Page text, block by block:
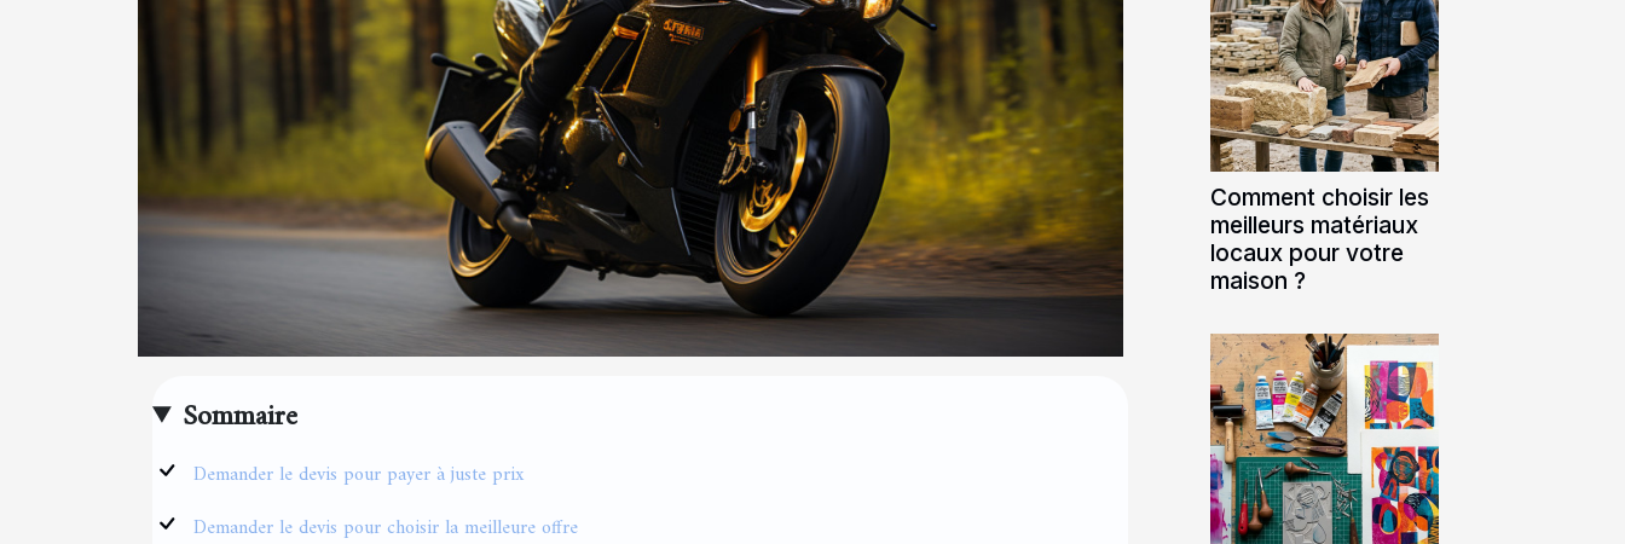
Sommaire
Demander le devis pour payer à juste prix
Demander le devis pour choisir la meilleure offre
Comment choisir les
meilleurs matériaux
locaux pour votre
maison ?